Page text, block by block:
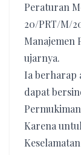
Peraturan
20/PRT/M/
Manajemen
ujarnya.
Ia berharap
dapat
Karena